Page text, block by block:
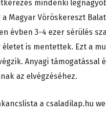
mindenki
Magyar Vöröskereszt
évben 3-4 ezer sérülés
is mentettek. Ezt a
Anyagi támogatással
az elvégzéséhez.
a csaladilap.hu